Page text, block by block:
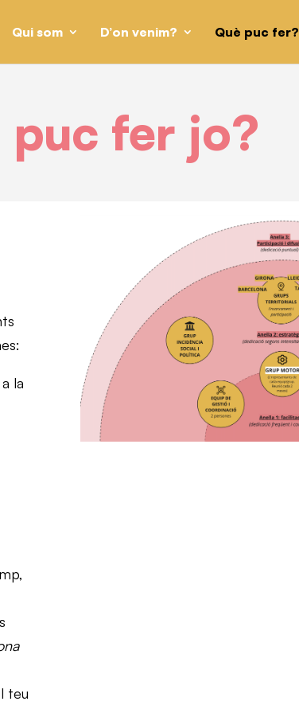
Qui som D’on venim? Què puc fer?
puc fer jo?
la
teu